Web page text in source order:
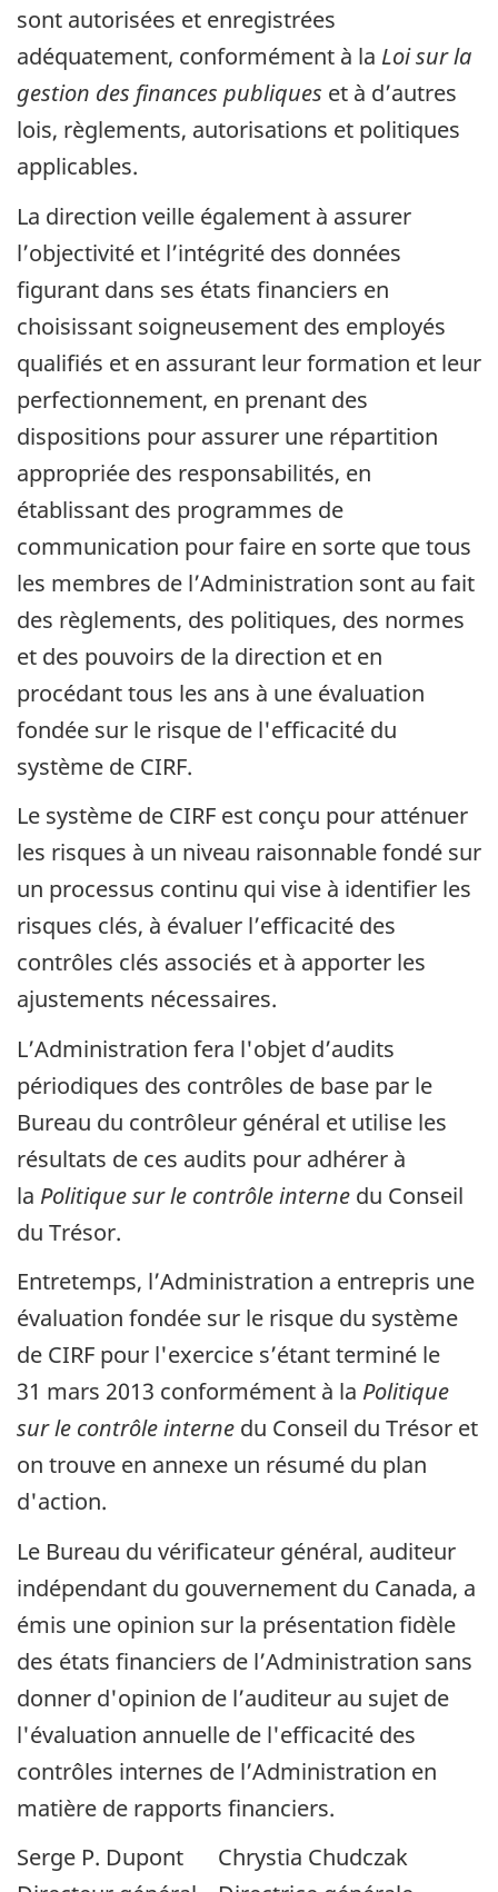
sont autorisées et enregistrées
adéquatement, conformément à la Loi sur la
gestion des finances publiques et à d’autres
lois, règlements, autorisations et politiques
applicables.
La direction veille également à assurer
l’objectivité et l’intégrité des données
figurant dans ses états financiers en
choisissant soigneusement des employés
qualifiés et en assurant leur formation et leur
perfectionnement, en prenant des
dispositions pour assurer une répartition
appropriée des responsabilités, en
établissant des programmes de
communication pour faire en sorte que tous
les membres de l’Administration sont au fait
des règlements, des politiques, des normes
et des pouvoirs de la direction et en
procédant tous les ans à une évaluation
fondée sur le risque de l'efficacité du
système de CIRF.
Le système de CIRF est conçu pour atténuer
les risques à un niveau raisonnable fondé sur
un processus continu qui vise à identifier les
risques clés, à évaluer l’efficacité des
contrôles clés associés et à apporter les
ajustements nécessaires.
L’Administration fera l'objet d’audits
périodiques des contrôles de base par le
Bureau du contrôleur général et utilise les
résultats de ces audits pour adhérer à
la Politique sur le contrôle interne du Conseil
du Trésor.
Entretemps, l’Administration a entrepris une
évaluation fondée sur le risque du système
de CIRF pour l'exercice s’étant terminé le
31 mars 2013 conformément à la Politique
sur le contrôle interne du Conseil du Trésor et
on trouve en annexe un résumé du plan
d'action.
Le Bureau du vérificateur général, auditeur
indépendant du gouvernement du Canada, a
émis une opinion sur la présentation fidèle
des états financiers de l’Administration sans
donner d'opinion de l’auditeur au sujet de
l'évaluation annuelle de l'efficacité des
contrôles internes de l’Administration en
matière de rapports financiers.
Serge P. Dupont
Chrystia Chudczak